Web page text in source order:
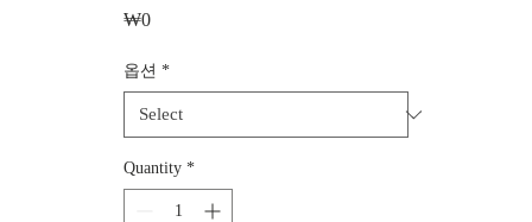
₩0Price
옵션 *
Quantity *